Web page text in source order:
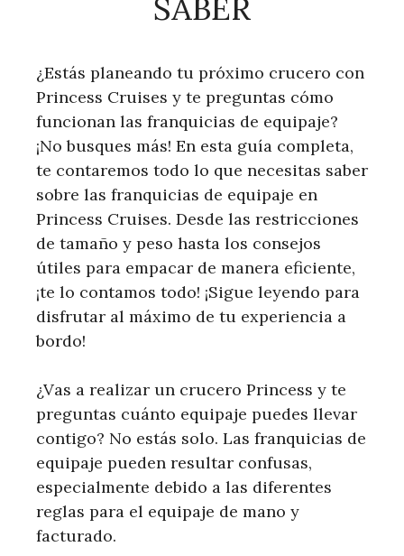
SABER
¿Estás planeando tu próximo crucero con
Princess Cruises y te preguntas cómo
funcionan las franquicias de equipaje?
¡No busques más! En esta guía completa,
te contaremos todo lo que necesitas saber
sobre las franquicias de equipaje en
Princess Cruises. Desde las restricciones
de tamaño y peso hasta los consejos
útiles para empacar de manera eficiente,
¡te lo contamos todo! ¡Sigue leyendo para
disfrutar al máximo de tu experiencia a
bordo!
¿Vas a realizar un crucero Princess y te
preguntas cuánto equipaje puedes llevar
contigo? No estás solo. Las franquicias de
equipaje pueden resultar confusas,
especialmente debido a las diferentes
reglas para el equipaje de mano y
facturado.